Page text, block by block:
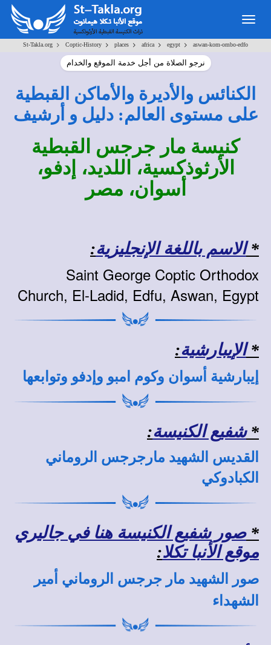
St-Takla.org > Coptic-History > places > africa > egypt > aswan-kom-ombo-edfo
نرجو الصلاة من أجل خدمة الموقع والخدام
الكنائس والأديرة والأماكن القبطية
على مستوى العالم: دليل و أرشيف
كنيسة مار جرجس القبطية
الأرثوذكسية، اللديد، إدفو،
أسوان، مصر
*الاسم باللغة الإنجليزية:
Saint George Coptic Orthodox
Church, El-Ladid, Edfu, Aswan, Egypt
*الإيبارشية:
إيبارشية أسوان وكوم امبو وإدفو وتوابعها
*شفيع الكنيسة:
القديس الشهيد مارجرجس الروماني
الكبادوكي
*صور شفيع الكنيسة هنا في جاليري
موقع الأنبا تكلا:
صور الشهيد مار جرجس الروماني أمير
الشهداء